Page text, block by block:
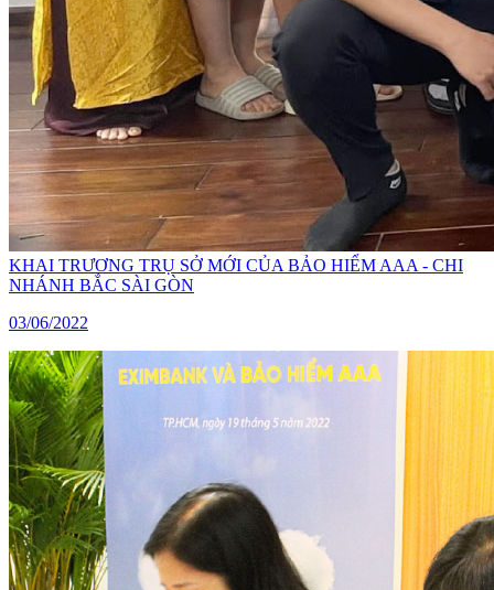
KHAI TRƯƠNG TRỤ SỞ MỚI CỦA BẢO HIỂM AAA - CHI
NHÁNH BẮC SÀI GÒN
03/06/2022